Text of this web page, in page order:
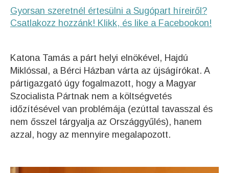
Gyorsan szeretnél értesülni a Sugópart híreiről?
Csatlakozz hozzánk! Klikk, és like a Facebookon!
Katona Tamás a párt helyi elnökével, Hajdú
Miklóssal, a Bérci Házban várta az újságírókat. A
pártigazgató úgy fogalmazott, hogy a Magyar
Szocialista Pártnak nem a költségvetés
időzítésével van problémája (ezúttal tavasszal és
nem ősszel tárgyalja az Országgyűlés), hanem
azzal, hogy az mennyire megalapozott.